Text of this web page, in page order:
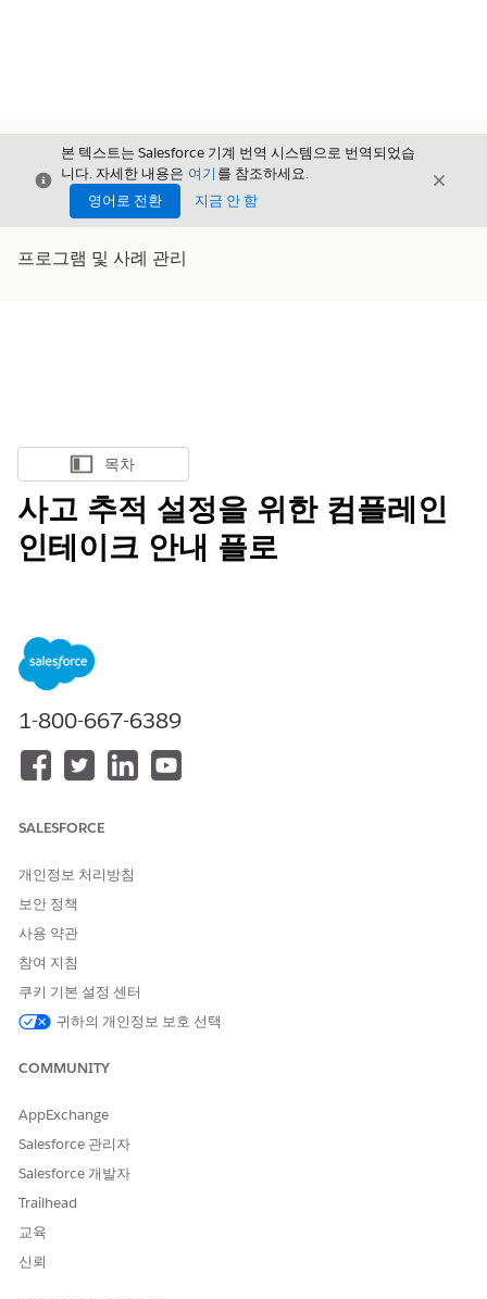
닫기
본 텍스트는 Salesforce 기계 번역 시스템으로 번역되었습
니다. 자세한 내용은 여기 를 참조하세요.
영어로 전환
지금 안 함
닫기
프로그램 및 사례 관리
목차 표시
목차
사고 추적 설정을 위한 컴플레인
인테이크 안내 플로
에 대한 대응을 간소화합니다.
필수 EDITION
지원 제품: Education Cloud, Nonprofit Cloud, 공공 부문 솔루
인테이크 담당자가 커뮤니티 구성원이 보고한 사고 또는 우려 사항
다.
컴플레인 접수
세부 사항을 수집합니다. 플로는 보고자가 처음에 제공할 수 있
는 모든 정보를 수집하고 참가자 및 불만을 포함한 사고 세부 사
항과 함께 공개 컴플레인 레코드를 만듭니다.
주장 추가
공개 컴플레인 레코드에 불만을 쉽게 추가합니다.
공개 컴플레인 레코드에 참가자를 빠르게 추가합니다.
새 사례 만들기
공개 컴플레인 레코드에서 사례를 만듭니다.
컴플레인 인테이크 안내 플로 구성 요소
컴플레인 인테이크 안내 플로에서 사용하는 Omnistudio 구성
요소를 검토합니다.
컴플레인 인테이크 플로 설정
1-800-667-6389
SALESFORCE
개인정보 처리방침
보안 정책
사용 약관
참여 지침
쿠키 기본 설정 센터
귀하의 개인정보 보호 선택
COMMUNITY
AppExchange
Salesforce 관리자
Salesforce 개발자
Trailhead
교육
신뢰